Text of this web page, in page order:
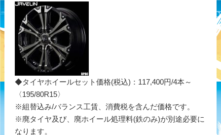
◆タイヤホイールセット価格(税込)：117,400円/4本～
〈195/80R15〉
※組替込み/バランス工賃、消費税を含んだ価格です。
※廃タイヤ及び、廃ホイール処理料(鉄のみ)が別途必要に
なります。